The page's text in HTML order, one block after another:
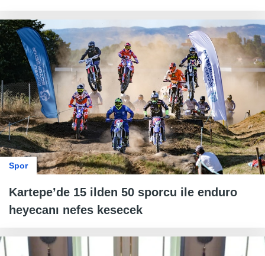
Spor
Kartepe’de 15 ilden 50 sporcu ile enduro
heyecanı nefes kesecek